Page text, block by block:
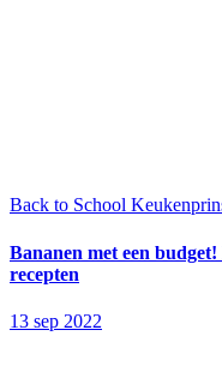
Back to School
Bananen met een
recepten
13 sep 2022